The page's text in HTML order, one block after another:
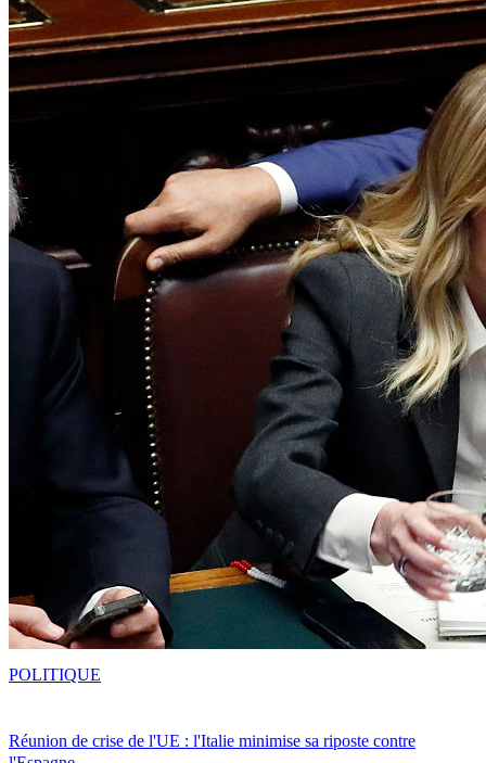
Réunion de crise de l'UE : l'Italie minimise sa riposte contre
POLITIQUE